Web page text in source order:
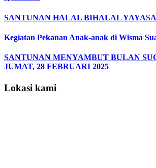
SANTUNAN HALAL BIHALAL
Kegiatan Pekanan Anak-anak di Wisma
SANTUNAN MENYAMBUT BULAN
JUMAT, 28 FEBRUARI 2025
Lokasi kami